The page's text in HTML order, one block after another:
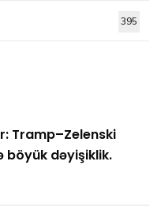
395
Tramp–Zelenski
böyük dəyişiklik.